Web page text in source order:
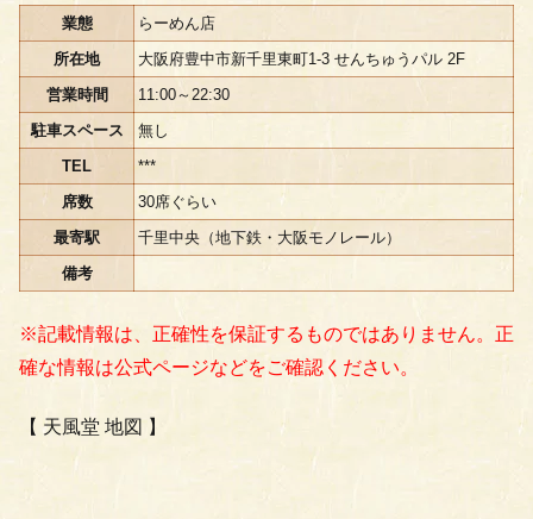
業態
らーめん店
所在地
大阪府豊中市新千里東町1-3 せんちゅうパル 2F
営業時間
11:00～22:30
駐車スペース
無し
TEL
***
席数
30席ぐらい
最寄駅
千里中央（地下鉄・大阪モノレール）
備考
※記載情報は、正確性を保証するものではありません。正
確な情報は公式ページなどをご確認ください。
【 天風堂 地図 】